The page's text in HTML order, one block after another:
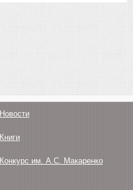
Новости
Книги
Конкурс им. А.С. Макаренко